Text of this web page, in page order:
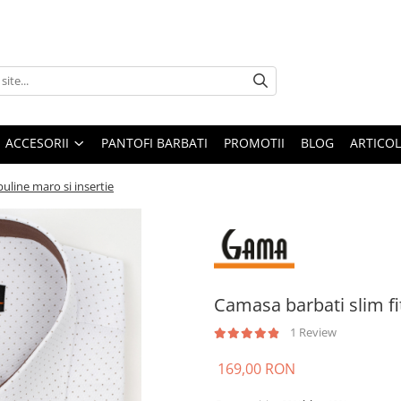
ACCESORII PANTOFI BARBATI PROMOTII BLOG
maro si insertie
Camasa barbati slim
1 Review
169,00 RON